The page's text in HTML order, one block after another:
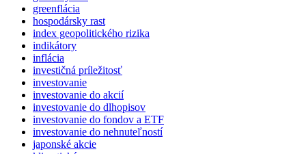
greenflácia
hospodársky rast
index geopolitického rizika
indikátory
inflácia
investičná príležitosť
investovanie
investovanie do akcií
investovanie do dlhopisov
investovanie do fondov a ETF
investovanie do nehnuteľností
japonské akcie